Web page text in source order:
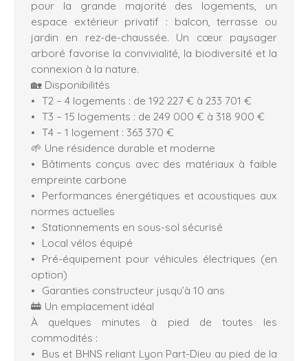
pour la grande majorité des logements, un
espace extérieur privatif : balcon, terrasse ou
jardin en rez-de-chaussée. Un cœur paysager
arboré favorise la convivialité, la biodiversité et la
connexion à la nature.
🏡 Disponibilités
T2 – 4 logements : de 192 227 € à 233 701 €
T3 – 15 logements : de 249 000 € à 318 900 €
T4 – 1 logement : 363 370 €
🌱 Une résidence durable et moderne
Bâtiments conçus avec des matériaux à faible
empreinte carbone
Performances énergétiques et acoustiques aux
normes actuelles
Stationnements en sous-sol sécurisé
Local vélos équipé
Pré-équipement pour véhicules électriques (en
option)
Garanties constructeur jusqu’à 10 ans
🚋 Un emplacement idéal
À quelques minutes à pied de toutes les
commodités :
Bus et BHNS reliant Lyon Part-Dieu au pied de la